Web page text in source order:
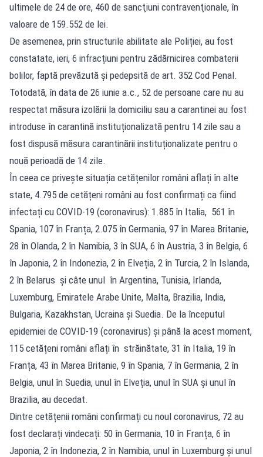
ultimele de 24 de ore, 460 de sancţiuni contravenţionale, în
valoare de 159.552 de lei.
De asemenea, prin structurile abilitate ale Poliției, au fost
constatate, ieri, 6 infracțiuni pentru zădărnicirea combaterii
bolilor, faptă prevăzută și pedepsită de art. 352 Cod Penal.
Totodată, în data de 26 iunie a.c., 52 de persoane care nu au
respectat măsura izolării la domiciliu sau a carantinei au fost
introduse în carantină instituționalizată pentru 14 zile sau a
fost dispusă măsura carantinării instituționalizate pentru o
nouă perioadă de 14 zile.
În ceea ce privește situația cetățenilor români aflați în alte
state, 4.795 de cetățeni români au fost confirmați ca fiind
infectați cu COVID-19 (coronavirus): 1.885 în Italia, 561 în
Spania, 107 în Franța, 2.075 în Germania, 97 în Marea Britanie,
28 în Olanda, 2 în Namibia, 3 în SUA, 6 în Austria, 3 în Belgia, 6
în Japonia, 2 în Indonezia, 2 în Elveția, 2 în Turcia, 2 în Islanda,
2 în Belarus și câte unul în Argentina, Tunisia, Irlanda,
Luxemburg, Emiratele Arabe Unite, Malta, Brazilia, India,
Bulgaria, Kazakhstan, Ucraina și Suedia. De la începutul
epidemiei de COVID-19 (coronavirus) și până la acest moment,
115 cetățeni români aflați în străinătate, 31 în Italia, 19 în
Franța, 43 în Marea Britanie, 9 în Spania, 7 în Germania, 2 în
Belgia, unul în Suedia, unul în Elveția, unul în SUA și unul în
Brazilia, au decedat.
Dintre cetățenii români confirmați cu noul coronavirus, 72 au
fost declarați vindecați: 50 în Germania, 10 în Franța, 6 în
Japonia, 2 în Indonezia, 2 în Namibia, unul în Luxemburg și unul